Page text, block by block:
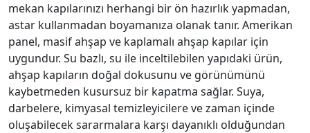
mekan kapılarınızı herhangi bir ön hazırlık yapmadan,
astar kullanmadan boyamanıza olanak tanır. Amerikan
panel, masif ahşap ve kaplamalı ahşap kapılar için
uygundur. Su bazlı, su ile inceltilebilen yapıdaki ürün,
ahşap kapıların doğal dokusunu ve görünümünü
kaybetmeden kusursuz bir kapatma sağlar. Suya,
darbelere, kimyasal temizleyicilere ve zaman içinde
oluşabilecek sararmalara karşı dayanıklı olduğundan